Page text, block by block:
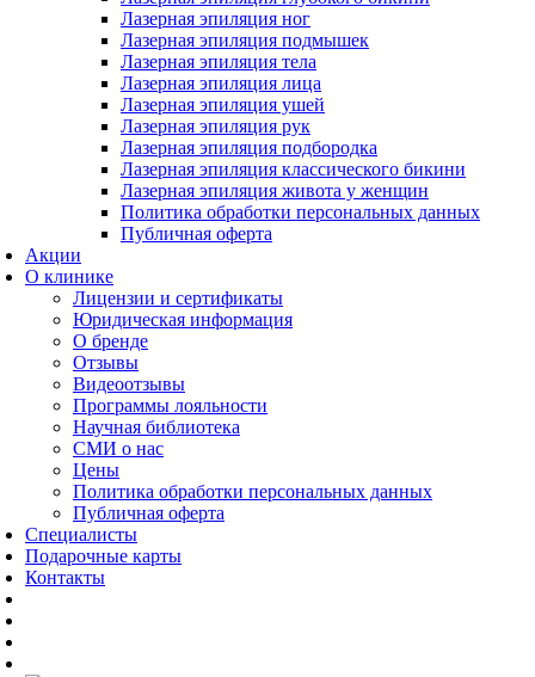
Лазерная эпиляция ног
Лазерная эпиляция подмышек
Лазерная эпиляция тела
Лазерная эпиляция лица
Лазерная эпиляция ушей
Лазерная эпиляция рук
Лазерная эпиляция подбородка
Лазерная эпиляция классического бикини
Лазерная эпиляция живота у женщин
Политика обработки персональных данных
Публичная оферта
Акции
О клинике
Лицензии и сертификаты
Юридическая информация
О бренде
Отзывы
Видеоотзывы
Программы лояльности
Научная библиотека
СМИ о нас
Цены
Политика обработки персональных данных
Публичная оферта
Специалисты
Подарочные карты
Контакты